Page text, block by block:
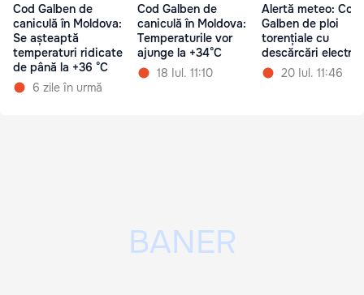
Cod Galben de
caniculă în Moldova:
Se așteaptă
temperaturi ridicate
de până la +36 °C
6 zile în urmă
Cod Galben de
caniculă în Moldova:
Temperaturile vor
ajunge la +34°C
18 Iul. 11:10
Alertă meteo: Cod
Galben de ploi
torențiale cu
descărcări
20 Iul. 11:46